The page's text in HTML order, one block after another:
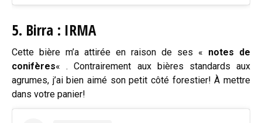
5. Birra : IRMA
Cette bière m’a attirée en raison de ses « notes de
conifères« . Contrairement aux bières standards aux
agrumes, j’ai bien aimé son petit côté forestier! À mettre
dans votre panier!